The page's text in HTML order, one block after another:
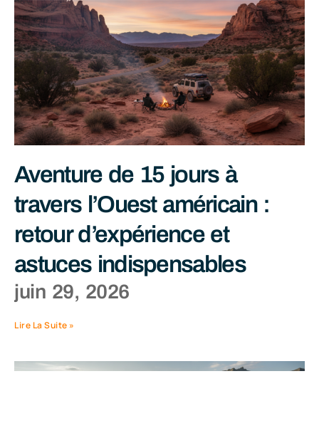
Aventure de 15 jours à
travers l’Ouest américain :
retour d’expérience et
astuces indispensables
juin 29, 2026
Lire La Suite »